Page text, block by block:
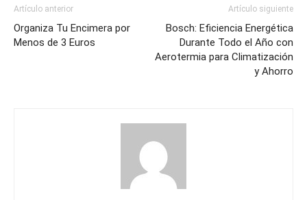
Artículo anterior
Organiza Tu Encimera por
Menos de 3 Euros
Artículo siguiente
Bosch: Eficiencia Energética
Durante Todo el Año con
Aerotermia para Climatización
y Ahorro